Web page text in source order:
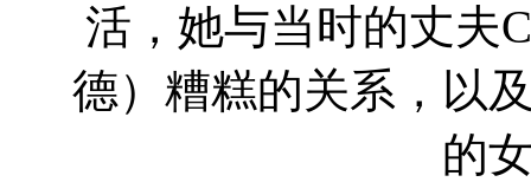
活，她与当时的丈夫
德）糟糕的关系，以
的